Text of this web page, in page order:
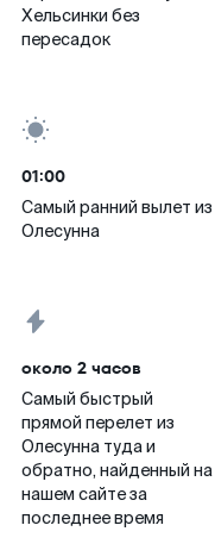
Хельсинки без
пересадок
01:00
Самый ранний вылет из
Олесунна
около 2 часов
Самый быстрый
прямой перелет из
Олесунна туда и
обратно, найденный на
нашем сайте за
последнее время